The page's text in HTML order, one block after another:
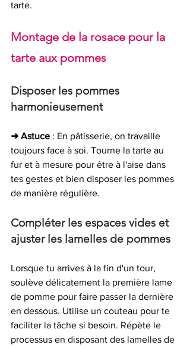
tarte.
Montage de la rosace pour la
tarte aux pommes
Disposer les pommes
harmonieusement
➜ Astuce : En pâtisserie, on travaille
toujours face à soi. Tourne la tarte au
fur et à mesure pour être à l'aise dans
tes gestes et bien disposer les pommes
de manière régulière.
Compléter les espaces vides et
ajuster les lamelles de pommes
Lorsque tu arrives à la fin d'un tour,
soulève délicatement la première lame
de pomme pour faire passer la dernière
en dessous. Utilise un couteau pour te
faciliter la tâche si besoin. Répète le
processus en disposant des lamelles de